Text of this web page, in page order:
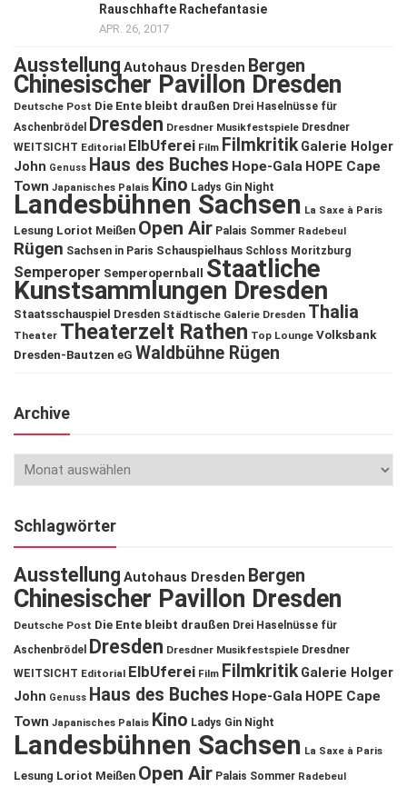
Rauschhafte Rachefantasie
APR. 26, 2017
Ausstellung Autohaus Dresden Bergen
Chinesischer Pavillon Dresden
Deutsche Post Die Ente bleibt draußen Drei Haselnüsse für
Aschenbrödel
Dresden Dresdner Musikfestspiele Dresdner
WEITSICHT Editorial ElbUferei Film Filmkritik Galerie Holger
John Genuss Haus des Buches Hope-Gala HOPE Cape
Town Japanisches Palais Kino Ladys Gin Night
Landesbühnen Sachsen La Saxe à Paris
Lesung Loriot Meißen Open Air Palais Sommer Radebeul
Rügen Sachsen in Paris Schauspielhaus Schloss Moritzburg
Semperoper Semperopernball Staatliche
Kunstsammlungen Dresden
Staatsschauspiel Dresden Städtische Galerie Dresden Thalia
Theater Theaterzelt Rathen Top Lounge Volksbank
Dresden-Bautzen eG Waldbühne Rügen
Archive
Schlagwörter
Ausstellung Autohaus Dresden Bergen
Chinesischer Pavillon Dresden
Deutsche Post Die Ente bleibt draußen Drei Haselnüsse für
Aschenbrödel
Dresden Dresdner Musikfestspiele Dresdner
WEITSICHT Editorial ElbUferei Film Filmkritik Galerie Holger
John Genuss Haus des Buches Hope-Gala HOPE Cape
Town Japanisches Palais Kino Ladys Gin Night
Landesbühnen Sachsen La Saxe à Paris
Lesung Loriot Meißen Open Air Palais Sommer Radebeul